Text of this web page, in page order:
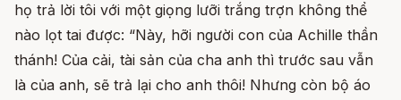
họ trả lời tôi với một giọng lưỡi trắng trợn không thể
nào lọt tai được: “Này, hỡi người con của Achille thần
thánh! Của cải, tài sản của cha anh thì trước sau vẫn
là của anh, sẽ trả lại cho anh thôi! Nhưng còn bộ áo